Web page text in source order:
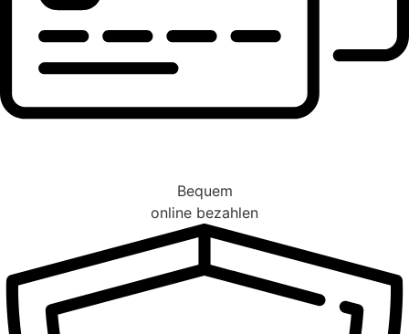
Bequem
online bezahlen